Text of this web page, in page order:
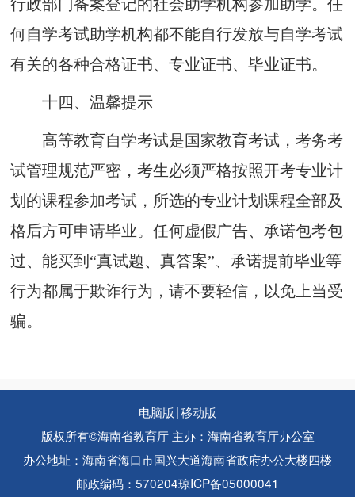
行政部门备案登记的社会助学机构参加助学。任
何自学考试助学机构都不能自行发放与自学考试
有关的各种合格证书、专业证书、毕业证书。
十四 、温馨提示
高等教育自学考试是国家教育考试 ，考务考
试管理规范严密 ，考生必须严格按照开考专业计
划的课程参加考试， 所选的专业计划课程全部及
格后方可申请毕业。任何虚假广告、承诺包考包
过、能买到 “真试题、真答案”、承诺提前毕业等
行为都属于欺诈行为，请不要轻信，以免上当受
骗。
电脑版|移动版
版权所有©海南省教育厅 主办：海南省教育厅办公室
办公地址：海南省海口市国兴大道海南省政府办公大楼四楼
邮政编码：570204琼ICP备05000041